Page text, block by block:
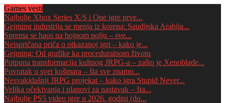
Games vesti
Najbolje Xbox Series X/S i One igre prve...
Gejming industrija se menja iz korena: Saudijska Arabija...
Sprema se haos na bojnom polju – sve...
Neispričana priča o otkazanoj igri – kako je...
Gejming: Od grafike ka proceduralnom životu
Potpuna transformacija kultnog JRPG-a – zašto je Xenoblade...
Povratak u svet košmara – šta sve znamo...
Nesvakidašnji JRPG projekat – kako igra Stupid Never...
Velika očekivanja i planovi za nastavak – šta...
Najbolje PS5 video igre u 2026. godini (do...